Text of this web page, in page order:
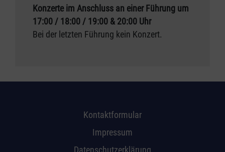
Konzerte im Anschluss an einer Führung um
17:00 / 18:00 / 19:00 & 20:00 Uhr
Bei der letzten Führung kein Konzert.
Kontaktformular
Impressum
Datenschutzerklärung